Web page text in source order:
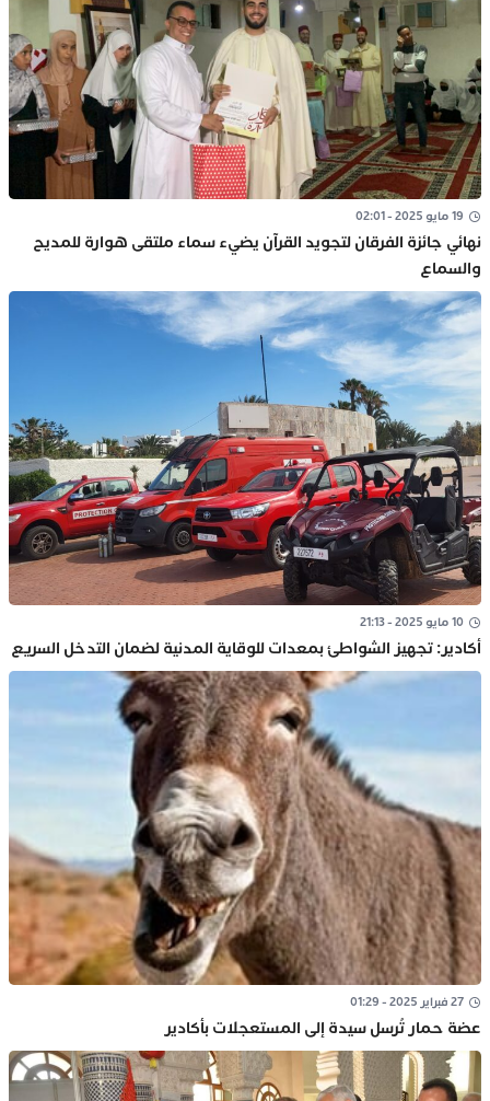
19 مايو 2025 - 02:01
نهائي جائزة الفرقان لتجويد القرآن يضيء سماء ملتقى هوارة للمديح
والسماع
10 مايو 2025 - 21:13
أكادير: تجهيز الشواطئ بمعدات للوقاية المدنية لضمان التدخل السريع
27 فبراير 2025 - 01:29
عضة حمار تُرسل سيدة إلى المستعجلات بأكادير